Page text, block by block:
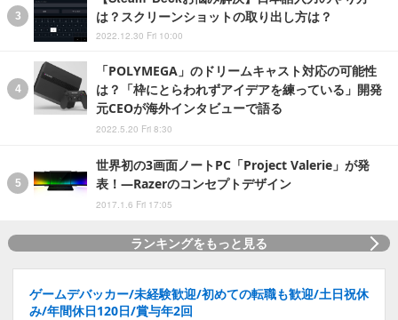
は？スクリーンショットの取り出し方は？
2022.12.30 Fri 10:00
「POLYMEGA」のドリームキャスト対応の可能性
は？「枠にとらわれずアイデアを練っている」開発
元CEOが海外インタビューで語る
2022.5.20 Fri 8:30
世界初の3画面ノートPC「Project Valerie」が発
表！―Razerのコンセプトデザイン
2017.1.6 Fri 17:05
ランキングをもっと見る
ゲームデバッカー/未経験歓迎/初めての転職も歓迎/土日祝休
み/年間休日120日/賞与年2回